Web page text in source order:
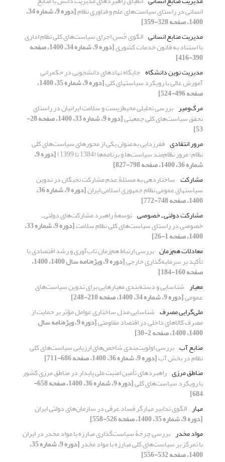
انسانی در راستای سیاست‌های علم و فناوری نظام [دوره 9، شماره 34،
1400، صفحه 328-359]
مدیریت منابع انسانی الگوی حُسن اجرای سیاست‌های کلی نظام اداری
با استناد به قانون خدمات کشوری [دوره 9، شماره 34، 1400، صفحه
390-416]
مدیریت نوین دانشگاه جایگاه نهادهای دانشجویی در حکمرانی
آموزش عالی با رویکرد سیاستهای کلی [دوره 9، شماره 35، 1400،
صفحه 496-524]
مرگ‌ومیر بررسی تحلیلی محیط‌زیست و سلامت ایرانیان در راستای
تحقق سیاست‌های کلی جمعیتی [دوره 9، شماره 33، 1400، صفحه 28-
53]
مرور انتقادی فقرزدایی به‌عنوان یکی از محورهای سیاست‌های کلی
نظام: مرور نظام‌مند سیاست‌ها و برنامه‌ها (1384 تا 1399) [دوره 9،
شماره 36، 1400، صفحه 798-827]
مشارکت ساختاردهی به مسئلۀ عدم مشارکت نخبگان در تدوین
سیاست‏های عمومی نظام جمهوری اسلامی ایران [دوره 9، شماره 36،
1400، صفحه 748-772]
مشارکت دولتی ـ خصوصی توسعۀ راهبرد مشارکت‌های دولتی ـ
خصوصی در راستای سیاست‌های کلی نظام سلامت [دوره 9، شماره 33،
1400، صفحه 1-26]
معادلات هم‌زمان بررسی ارتباط هم‌زمان تاب‌آوری و رشد اقتصادی با
تأکید بر سرمایه‌گذاری خارجی [دوره 9، ویژه‌نامه سال 1400، 1400،
صفحه 160-184]
معیار شناسایی و دسته‌بندی معیارهایی برای تدوین سیاست‌های
عمومی[دوره 9، شماره 34، 1400، صفحه 210-248]
ملی‏گرایی مصرف شناسایی مدل ساختاری عوامل مؤثر بر حمایت از
مصرف کالاهای داخلی در اقتصاد مقاومتی [دوره 9، ویژه‌نامه سال
1400، 1400، صفحه 2-30]
منابع آب بررسی اولویت‌بندی شاخص‌های ارزیابی سیاست‌های کلی
نظام در بخش آب[دوره 9، شماره 36، 1400، صفحه 686-711]
مناطق مرزی راهبردهای تأمین امنیت ملی پایدار در مناطق مرزی کشور
با رویکرد سیاست‌های کلی [دوره 9، شماره 36، 1400، صفحه 658-
684]
مهار الگوی تدابیر مهارگر فساد عرفی در سازمان‌های دولتی ایران
[دوره 9، شماره 35، 1400، صفحه 526-558]
مواد مخدر بررسی چرخۀ سیاست‌گذاری مبارزه با مواد مخدر در ایران
با تمرکز بر سیاست‌های کلی مبارزه با مواد مخدر [دوره 9، شماره 35،
1400، صفحه 532-556]